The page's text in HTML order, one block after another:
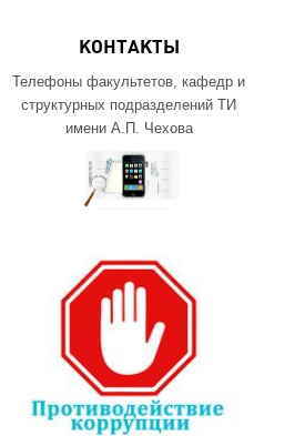
КОНТАКТЫ
Телефоны факультетов, кафедр и
структурных подразделений ТИ
имени А.П. Чехова